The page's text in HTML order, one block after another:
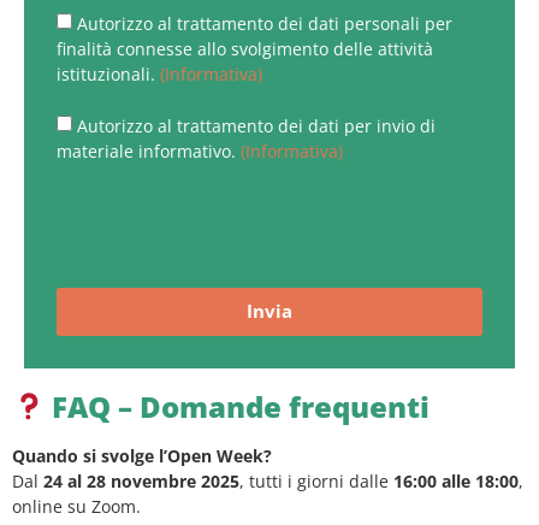
Autorizzo al trattamento dei dati personali per
finalità connesse allo svolgimento delle attività
istituzionali. (Informativa)
Autorizzo al trattamento dei dati per invio di
materiale informativo. (Informativa)
Invia
FAQ – Domande frequenti
Quando si svolge l’Open Week?
Dal 24 al 28 novembre 2025, tutti i giorni dalle 16:00 alle 18:00,
online su Zoom.